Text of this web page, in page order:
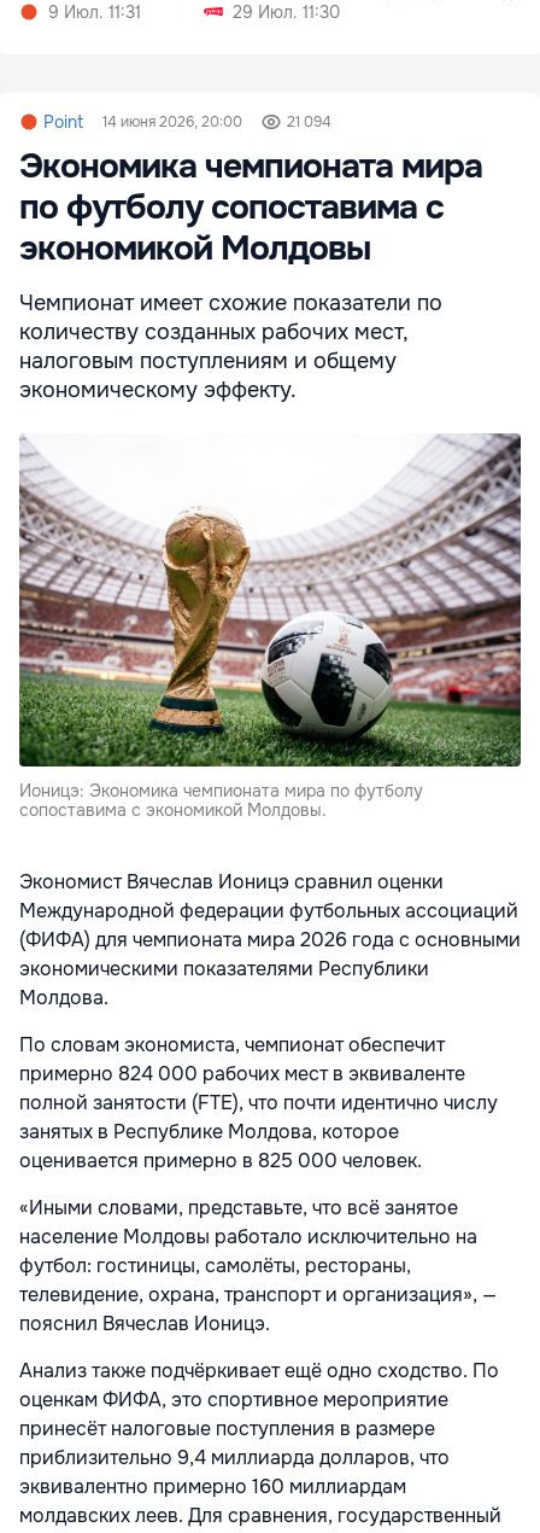
9 Июл. 11:31
29 Июл. 11:30
Point 14 июня 2026, 20:00 21 094
Экономика чемпионата мира
по футболу сопоставима с
экономикой Молдовы
Чемпионат имеет схожие показатели по
количеству созданных рабочих мест,
налоговым поступлениям и общему
экономическому эффекту.
Ионицэ: Экономика чемпионата мира по футболу
сопоставима с экономикой Молдовы.
Экономист Вячеслав Ионицэ сравнил оценки
Международной федерации футбольных ассоциаций
(ФИФА) для чемпионата мира 2026 года с основными
экономическими показателями Республики
Молдова.
По словам экономиста, чемпионат обеспечит
примерно 824 000 рабочих мест в эквиваленте
полной занятости (FTE), что почти идентично числу
занятых в Республике Молдова, которое
оценивается примерно в 825 000 человек.
«Иными словами, представьте, что всё занятое
население Молдовы работало исключительно на
футбол: гостиницы, самолёты, рестораны,
телевидение, охрана, транспорт и организация», —
пояснил Вячеслав Ионицэ.
Анализ также подчёркивает ещё одно сходство. По
оценкам ФИФА, это спортивное мероприятие
принесёт налоговые поступления в размере
приблизительно 9,4 миллиарда долларов, что
эквивалентно примерно 160 миллиардам
молдавских леев. Для сравнения, государственный